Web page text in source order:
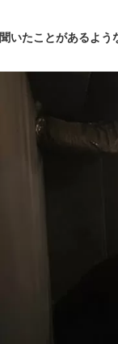
聞いたことがあるよう